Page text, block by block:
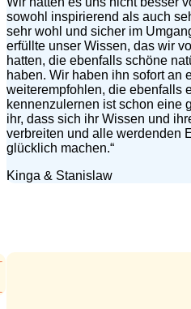
sowohl inspirierend als auch
sehr wohl und sicher im
erfüllte unser Wissen, das wir
hatten, die ebenfalls schöne
haben. Wir haben ihn sofort an
weiterempfohlen, die ebenfalls
kennenzulernen ist schon eine
ihr, dass sich ihr Wissen und
verbreiten und alle werdenden
glücklich machen.“
Kinga & Stanislaw